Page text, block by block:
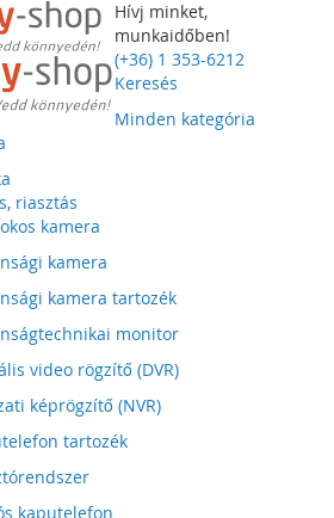
Hívj minket,
munkaidőben!
(+36) 1 353-6212
Keresés
Minden kategória
riasztás
kamera
kamera
kamera tartozék
monitor
video rögzítő (DVR)
képrögzítő (NVR)
tartozék
kaputelefon